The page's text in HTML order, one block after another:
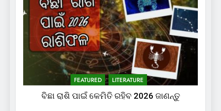
FEATURED LITERATURE
ବିଛା ରାଶି ପାଇଁ କେମିତି ରହିବ 2026 ଜାଣନ୍ତୁ